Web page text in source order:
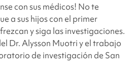
con sus médicos! No te
a sus hijos con el primer
y siga las investigaciones.
Dr. Alysson Muotri y el trabajo
de investigación de San